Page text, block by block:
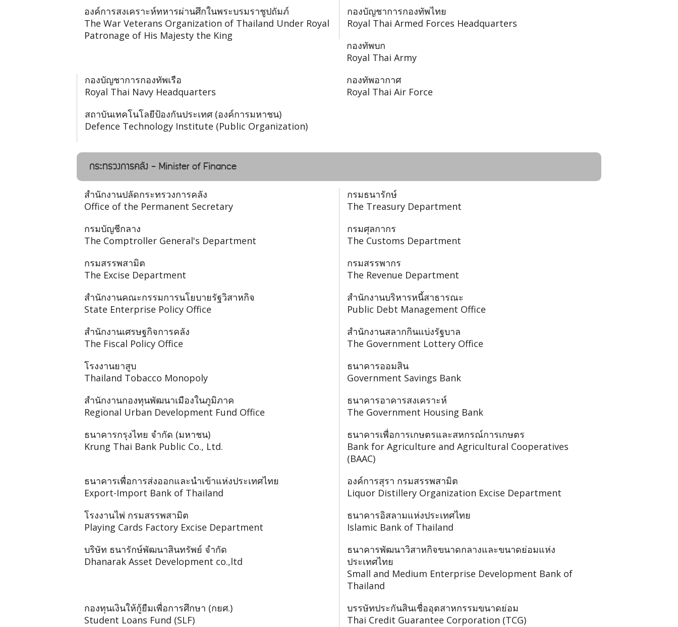
องค์การสงเคราะห์ทหารผ่านศึกในพระบรมราชูปถัมภ์
The War Veterans Organization of Thailand Under Royal
Patronage of His Majesty the King
กองบัญชาการกองทัพไทย
Royal Thai Armed Forces Headquarters
กองทัพบก
Royal Thai Army
กองบัญชาการกองทัพเรือ
Royal Thai Navy Headquarters
กองทัพอากาศ
Royal Thai Air Force
สถาบันเทคโนโลยีป้องกันประเทศ (องค์การมหาชน)
Defence Technology Institute (Public Organization)
กระทรวงการคลัง - Minister of Finance
สำนักงานปลัดกระทรวงการคลัง
Office of the Permanent Secretary
กรมธนารักษ์
The Treasury Department
กรมบัญชีกลาง
The Comptroller General's Department
กรมศุลกากร
The Customs Department
กรมสรรพสามิต
The Excise Department
กรมสรรพากร
The Revenue Department
สำนักงานคณะกรรมการนโยบายรัฐวิสาหกิจ
State Enterprise Policy Office
สำนักงานบริหารหนี้สาธารณะ
Public Debt Management Office
สำนักงานเศรษฐกิจการคลัง
The Fiscal Policy Office
สำนักงานสลากกินแบ่งรัฐบาล
The Government Lottery Office
โรงงานยาสูบ
Thailand Tobacco Monopoly
ธนาคารออมสิน
Government Savings Bank
สำนักงานกองทุนพัฒนาเมืองในภูมิภาค
Regional Urban Development Fund Office
ธนาคารอาคารสงเคราะห์
The Government Housing Bank
ธนาคารกรุงไทย จำกัด (มหาชน)
Krung Thai Bank Public Co., Ltd.
ธนาคารเพื่อการเกษตรและสหกรณ์การเกษตร
Bank for Agriculture and Agricultural Cooperatives
(BAAC)
ธนาคารเพื่อการส่งออกและนำเข้าแห่งประเทศไทย
Export-Import Bank of Thailand
องค์การสุรา กรมสรรพสามิต
Liquor Distillery Organization Excise Department
โรงงานไพ่ กรมสรรพสามิต
Playing Cards Factory Excise Department
ธนาคารอิสลามแห่งประเทศไทย
Islamic Bank of Thailand
บริษัท ธนารักษ์พัฒนาสินทรัพย์ จำกัด
Dhanarak Asset Development co.,ltd
ธนาคารพัฒนาวิสาหกิจขนาดกลางและขนาดย่อมแห่ง
ประเทศไทย
Small and Medium Enterprise Development Bank of
Thailand
กองทุนเงินให้กู้ยืมเพื่อการศึกษา (กยศ.)
Student Loans Fund (SLF)
บรรษัทประกันสินเชื่ออุตสาหกรรมขนาดย่อม
Thai Credit Guarantee Corporation (TCG)